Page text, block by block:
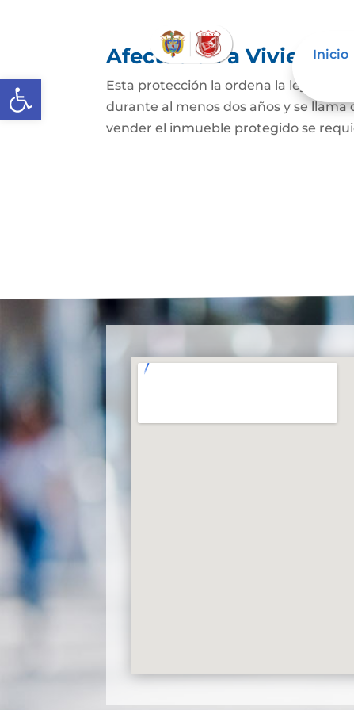
Abrir barra de herramientas
Inicio
Afectación a Vivienda
Esta protección la ordena la ley
durante al menos dos años y se
vender el inmueble protegido se